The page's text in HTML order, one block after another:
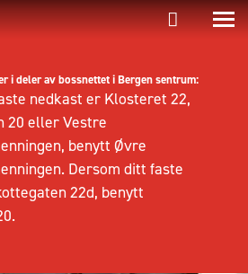
i deler av bossnettet i Bergen sentrum:
nedkast er Klosteret 22,
20 eller Vestre
benytt Øvre
Dersom ditt faste
22d, benytt